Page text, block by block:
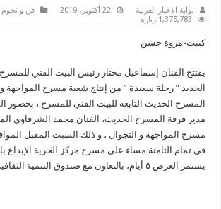
بوابة الاخبار العربية 22 أكتوبر، 2019 فن و نجوم
1,375,783 زيارة
كتبت-مروة حسن
يفتتح الفنان إسماعيل مختار رئيس البيت الفني
الجديد ” رحلة سعيدة ” من إنتاج شعبة مسرح المواجهة
المسرح الحديث التابعة للبيت الفني للمسرح ، بحضور
مدير فرقة المسرح الحديث، الفنان محمد الشرقاوي
في تمام الثامنة مساء على مسرح مركز الحرية الإبداع
يستمر العرض ٥ أيام، بالتعاون مع صندوق التنمية الثقافية.